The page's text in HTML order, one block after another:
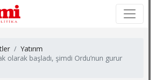
Yatırım
olarak başladı, şimdi Ordu’nun gurur
×
×